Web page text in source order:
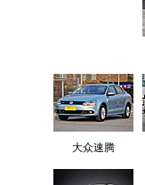
大众速腾